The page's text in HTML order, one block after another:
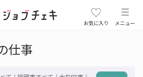
お気に入り メニュー
仕事